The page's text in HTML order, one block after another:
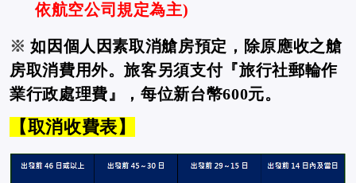
依航空公司規定為主)
※如因個人因素取消艙房預定，除原應收之艙
房取消費用外。旅客另須支付『旅行社郵輪作
業行政處理費』，每位新台幣600元。
【取消收費表】